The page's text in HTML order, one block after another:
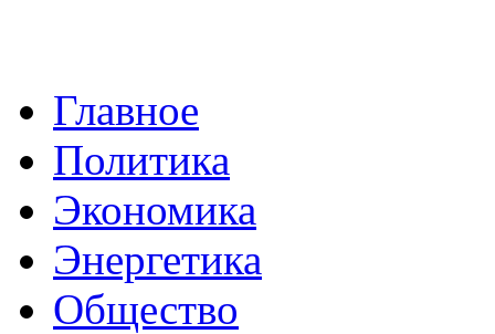
Главное
Политика
Экономика
Энергетика
Общество